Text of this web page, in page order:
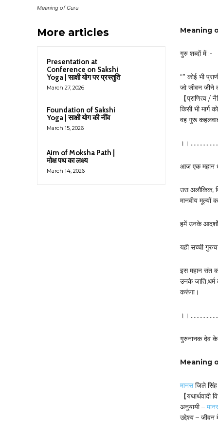
Meaning of Guru
More articles
Presentation at
Conference on Sakshi
Yoga | साक्षी योग पर प्रस्तुति
March 27, 2026
Foundation of Sakshi
Yoga | साक्षी योग की नींव
March 15, 2026
Aim of Moksha Path |
मोक्ष पथ का लक्ष्य
March 14, 2026
Meaning
गुरु शब्दों में :-
“” कोई भी
जो जीवन जीने
【प्राणित्व /
किसी भी मार्ग
वह गुरू
।।
आज एक महान
उस अलौकिक,
मानवीय मूल्यों
हमें उनके
यही सच्ची
इस महान संत
उनके
करूंगा।
।।
गुरुनानक देव के
Meaning
मानसजिले सिंह
【यथार्थवादी
अनुयायी –
उद्देश्य – जीवन